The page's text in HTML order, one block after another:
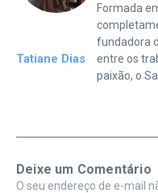
Tatiane Dias
Formada
fundadora
entre os
paixão, o
Deixe um Comentário
O seu endereço de e-mail